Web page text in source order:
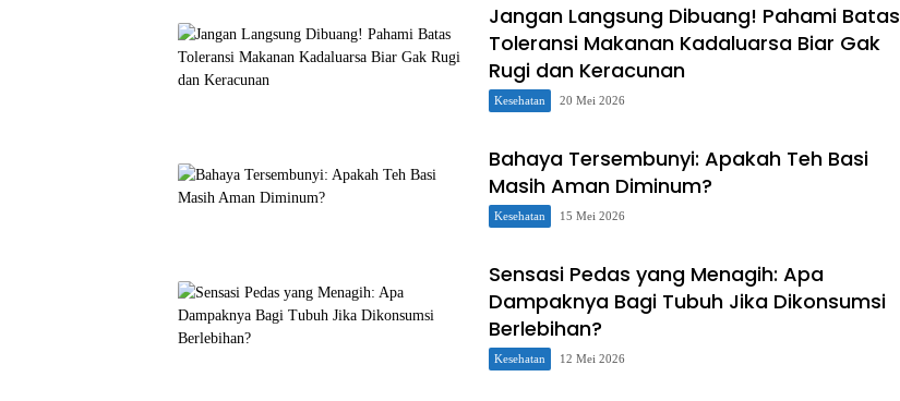
Jangan Langsung Dibuang! Pahami Batas
Toleransi Makanan Kadaluarsa Biar Gak
Rugi dan Keracunan
Kesehatan 20 Mei 2026
Bahaya Tersembunyi: Apakah Teh Basi
Masih Aman Diminum?
Kesehatan 15 Mei 2026
Sensasi Pedas yang Menagih: Apa
Dampaknya Bagi Tubuh Jika Dikonsumsi
Berlebihan?
Kesehatan 12 Mei 2026